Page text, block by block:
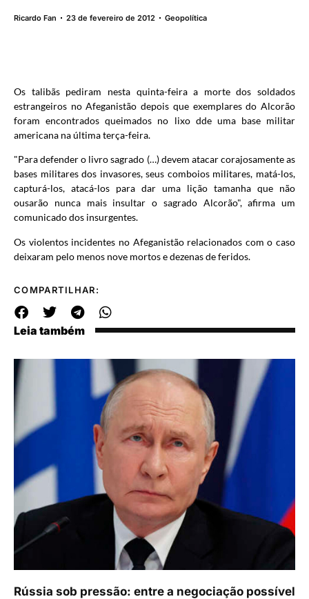
Ricardo Fan 23 de fevereiro de 2012 Geopolítica
Os talibãs pediram nesta quinta-feira a morte dos soldados
estrangeiros no Afeganistão depois que exemplares do Alcorão
foram encontrados queimados no lixo dde uma base militar
americana na última terça-feira.
"Para defender o livro sagrado (…) devem atacar corajosamente as
bases militares dos invasores, seus comboios militares, matá-los,
capturá-los, atacá-los para dar uma lição tamanha que não
ousarão nunca mais insultar o sagrado Alcorão", afirma um
comunicado dos insurgentes.
Os violentos incidentes no Afeganistão relacionados com o caso
deixaram pelo menos nove mortos e dezenas de feridos.
COMPARTILHAR:
Leia também
Rússia sob pressão: entre a negociação possível